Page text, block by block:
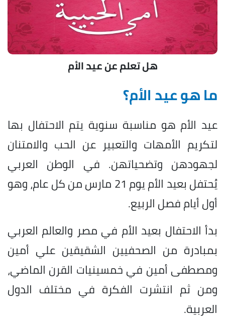
هل تعلم عن عيد الأم
ما هو عيد الأم؟
عيد الأم هو مناسبة سنوية يتم الاحتفال بها
لتكريم الأمهات والتعبير عن الحب والامتنان
لجهودهن وتضحياتهن. في الوطن العربي
يُحتفل بعيد الأم يوم 21 مارس من كل عام، وهو
أول أيام فصل الربيع.
بدأ الاحتفال بعيد الأم في مصر والعالم العربي
بمبادرة من الصحفيين الشقيقين علي أمين
ومصطفى أمين في خمسينيات القرن الماضي،
ومن ثم انتشرت الفكرة في مختلف الدول
العربية.